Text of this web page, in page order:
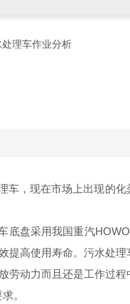
理车作业分析
，现在市场上出现的
底盘采用我国重汽
提高使用寿命。污水处
劳动力而且还是工作过
。